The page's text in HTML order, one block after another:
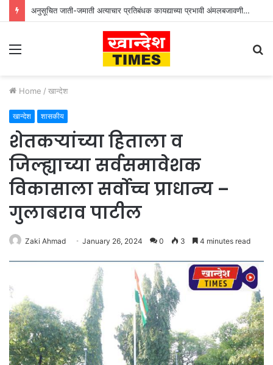
जळगाव जिल्हा २ री निवड चाचणी बॅडमिंटन स्पर्धा २०२६ उत्साहात
Menu
Home / खान्देश
खान्देश शासकीय
शेतकऱ्यांच्या ह‍िताला व
जिल्ह्याच्या सर्वसमावेशक
व‍िकासाला सर्वोच्च प्राधान्य –
गुलाबराव पाटील
Zaki Ahmad January 26, 2024 0 3 4 minutes read